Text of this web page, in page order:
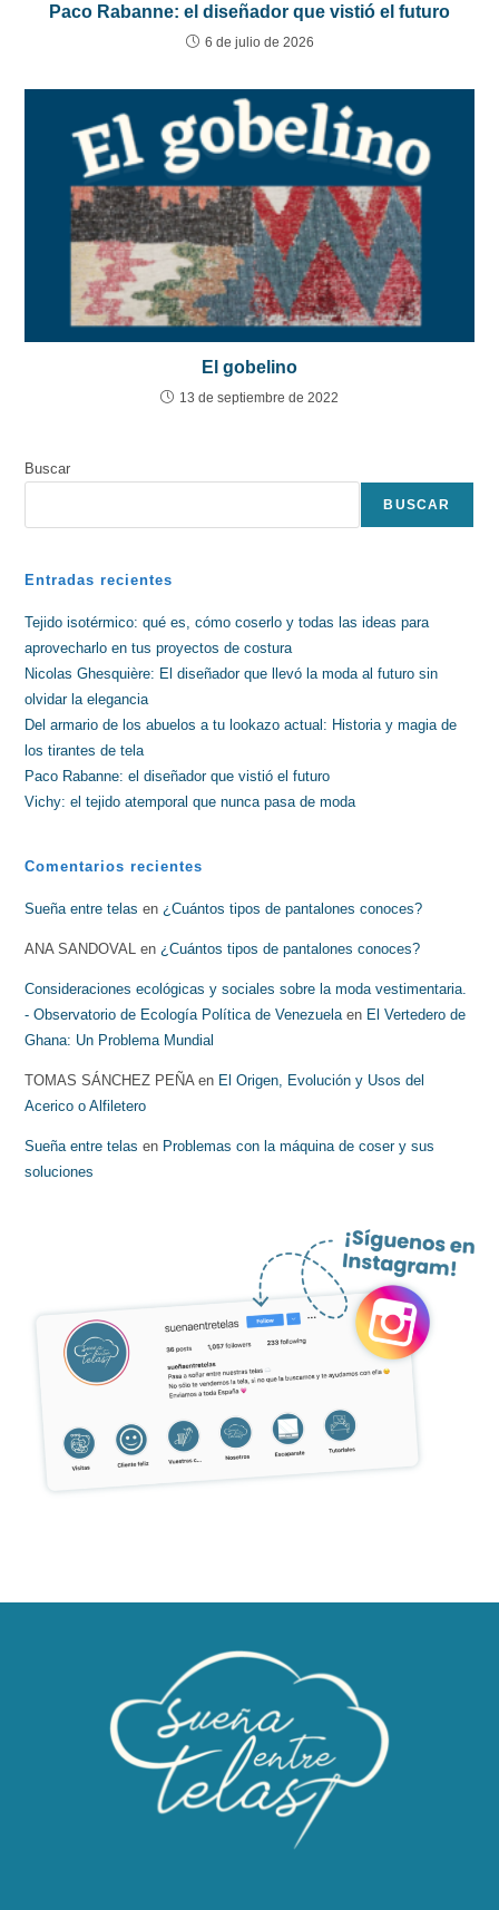
Paco Rabanne: el diseñador que vistió el futuro
6 de julio de 2026
El gobelino
13 de septiembre de 2022
Buscar
BUSCAR
Entradas recientes
Tejido isotérmico: qué es, cómo coserlo y todas las ideas para
aprovecharlo en tus proyectos de costura
Nicolas Ghesquière: El diseñador que llevó la moda al futuro sin
olvidar la elegancia
Del armario de los abuelos a tu lookazo actual: Historia y magia de
los tirantes de tela
Paco Rabanne: el diseñador que vistió el futuro
Vichy: el tejido atemporal que nunca pasa de moda
Comentarios recientes
Sueña entre telas en ¿Cuántos tipos de pantalones conoces?
ANA SANDOVAL en ¿Cuántos tipos de pantalones conoces?
Consideraciones ecológicas y sociales sobre la moda vestimentaria.
- Observatorio de Ecología Política de Venezuela en El Vertedero de
Ghana: Un Problema Mundial
TOMAS SÁNCHEZ PEÑA en El Origen, Evolución y Usos del
Acerico o Alfiletero
Sueña entre telas en Problemas con la máquina de coser y sus
soluciones